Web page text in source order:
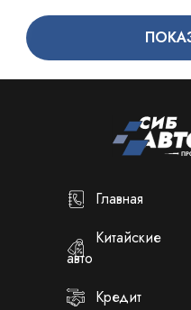
Главная
Китайские
авто
Кредит